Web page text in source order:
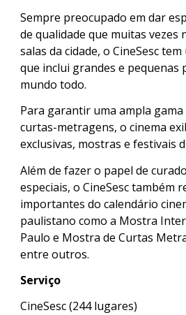
Sempre preocupado em dar
de qualidade que muitas vezes
salas da cidade, o CineSesc
que inclui grandes e pequenas
mundo todo.
Para garantir uma ampla gama
curtas-metragens, o cinema
exclusivas, mostras e festivais
Além de fazer o papel de
especiais, o CineSesc também
importantes do calendário
paulistano como a Mostra
Paulo e Mostra de Curtas
entre outros.
Serviço
CineSesc (244 lugares)